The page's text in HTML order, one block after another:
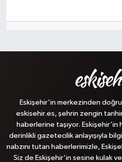
Eskişehir'in merkezinden
eskisehir.es, şehrin zengin
haberlerine taşıyor.
derinlikli gazetecilik anlayışıyla bilgi
nabzını tutan haberlerimizle,
Siz de Eskişehir'in sesine kulak